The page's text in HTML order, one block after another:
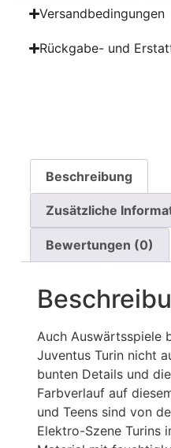
Versandbedingungen
Rückgabe- und
Beschreibung
Zusätzliche
Bewertungen (0)
Auch Auswärtsspiele
Juventus Turin nicht
bunten Details und
Farbverlauf auf
und Teens sind von
Elektro-Szene Turins